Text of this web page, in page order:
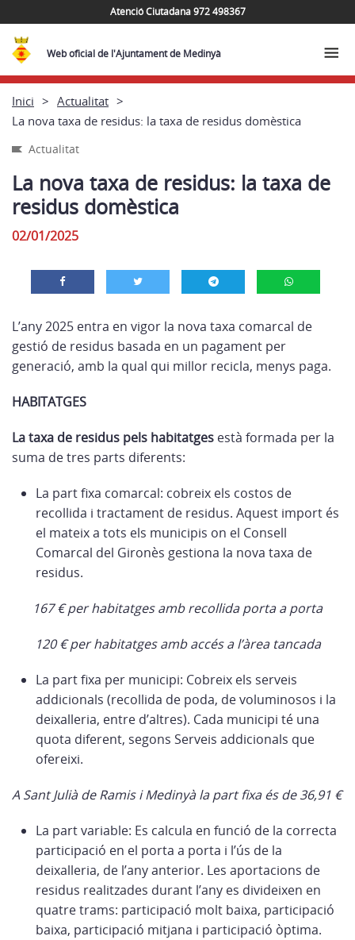
Atenció Ciutadana 972 498367
Web oficial de l'Ajuntament de Medinyà
Inici
Actualitat
La nova taxa de residus: la taxa de residus domèstica
Actualitat
La nova taxa de residus: la taxa de
residus domèstica
02/01/2025
L’any 2025 entra en vigor la nova taxa comarcal de
gestió de residus basada en un pagament per
generació, amb la qual qui millor recicla, menys paga.
HABITATGES
La taxa de residus pels habitatges està formada per la
suma de tres parts diferents:
La part fixa comarcal: cobreix els costos de
recollida i tractament de residus. Aquest import és
el mateix a tots els municipis on el Consell
Comarcal del Gironès gestiona la nova taxa de
residus.
167 € per habitatges amb recollida porta a porta
120 € per habitatges amb accés a l’àrea tancada
La part fixa per municipi: Cobreix els serveis
addicionals (recollida de poda, de voluminosos i la
deixalleria, entre d’altres). Cada municipi té una
quota diferent, segons Serveis addicionals que
ofereixi.
A Sant Julià de Ramis i Medinyà la part fixa és de 36,91 €
La part variable: Es calcula en funció de la correcta
participació en el porta a porta i l’ús de la
deixalleria, de l’any anterior. Les aportacions de
residus realitzades durant l’any es divideixen en
quatre trams: participació molt baixa, participació
baixa, participació mitjana i participació òptima.